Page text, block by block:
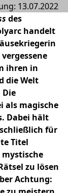
13.07.2022
des
handelt
ihren in
die Welt
Die
als magische
Dabei hält
für
Titel
mystische
zu lösen
Achtung: